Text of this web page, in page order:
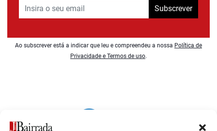
Subscrever
Ao subscrever está a indicar que leu e compreendeu a nossa Política de
Privacidade e Termos de uso.